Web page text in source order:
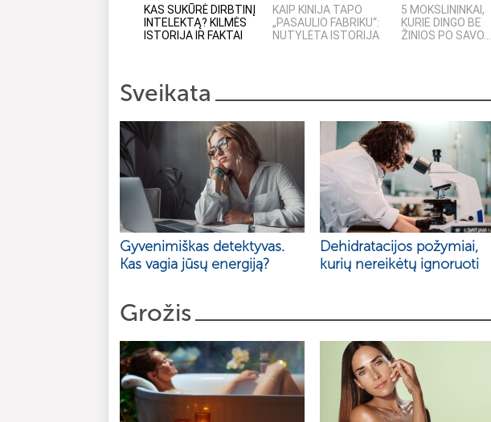
KAS SUKŪRĖ DIRBTINĮ
INTELEKTĄ? KILMĖS
ISTORIJA IR FAKTAI
KAIP KINIJA TAPO
„PASAULIO FABRIKU“:
NUTYLĖTA ISTORIJA
5 MOKSLININKAI,
KURIE DINGO BE
ŽINIOS PO SAVO...
Sveikata
Gyvenimiškas detektyvas.
Kas vagia jūsų energiją?
Dehidratacijos požymiai,
kurių nereikėtų ignoruoti
Grožis